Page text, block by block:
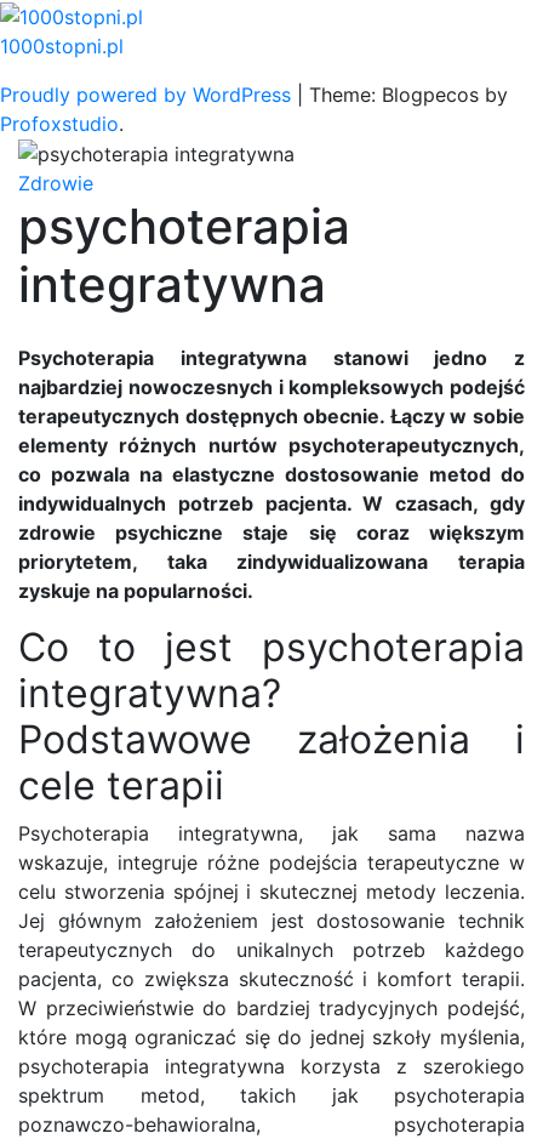
Skip
to
1000stopni.pl
Proudly powered by WordPress
Theme: Blogpecos by
Profoxstudio.
Zdrowie
psychoterapia
integratywna
Psychoterapia integratywna stanowi jedno z
najbardziej nowoczesnych i kompleksowych podejść
terapeutycznych dostępnych obecnie. Łączy w sobie
elementy różnych nurtów psychoterapeutycznych,
co pozwala na elastyczne dostosowanie metod do
indywidualnych potrzeb pacjenta. W czasach, gdy
zdrowie psychiczne staje się coraz większym
priorytetem, taka zindywidualizowana terapia
zyskuje na popularności.
Co to jest psychoterapia
integratywna?
Podstawowe założenia i
cele terapii
Psychoterapia integratywna, jak sama nazwa
wskazuje, integruje różne podejścia terapeutyczne w
celu stworzenia spójnej i skutecznej metody leczenia.
Jej głównym założeniem jest dostosowanie technik
terapeutycznych do unikalnych potrzeb każdego
pacjenta, co zwiększa skuteczność i komfort terapii.
W przeciwieństwie do bardziej tradycyjnych podejść,
które mogą ograniczać się do jednej szkoły myślenia,
psychoterapia integratywna korzysta z szerokiego
spektrum metod, takich jak psychoterapia
poznawczo-behawioralna, psychoterapia